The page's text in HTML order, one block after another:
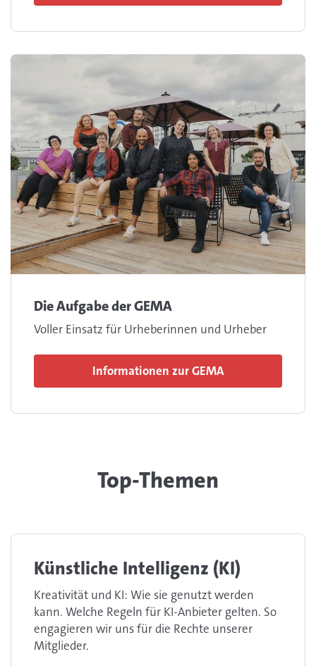
Die Aufgabe der GEMA
Voller Einsatz für Urheberinnen und Urheber
Informationen zur GEMA
Top-Themen
Künstliche Intelligenz (KI)
Kreativität und KI: Wie sie genutzt werden
kann. Welche Regeln für KI-Anbieter gelten. So
engagieren wir uns für die Rechte unserer
Mitglieder.